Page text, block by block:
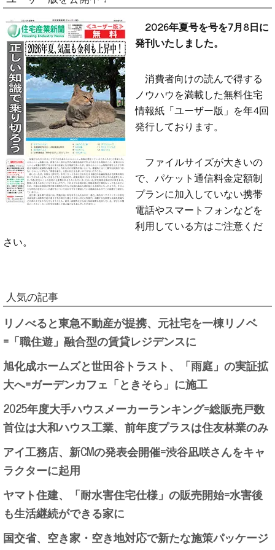
2026年夏号を号を7月8日に
発刊いたしました。
消費者向けの読んで得する
ノウハウを満載した無料住宅
情報紙「ユーザー版」を年4回
発行しております。
ファイルサイズが大きいの
で、パケット通信料金定額制
プランに加入していない携帯
電話やスマートフォンなどを
利用している方はご注意くだ
さい。
人気の記事
リノべると東急不動産が提携、元社宅を一棟リノベ
=「職住遊」融合型の賃貸レジデンスに
旭化成ホームズと世田谷トラスト、「雨庭」の実証拡
大へ=ガーデンカフェ「ときそら」に施工
2025年度大手ハウスメーカーランキング=総販売戸数
首位は大和ハウス工業、前年度プラスは住友林業のみ
アイ工務店、新CMの発表会開催=渋谷凪咲さんをキャ
ラクターに起用
ヤマト住建、「耐水害住宅仕様」の販売開始=水害後
も生活継続ができる家に
国交省、空き家・空き地対応で新たな施策パッケージ